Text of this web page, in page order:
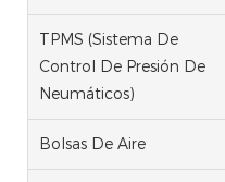
TPMS (Sistema De
Control De Presión De
Neumáticos)
Bolsas De Aire